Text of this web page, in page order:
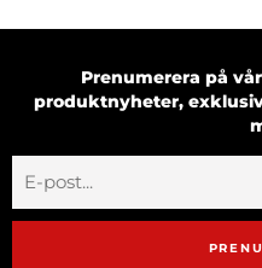
Prenumerera på
produktnyheter,